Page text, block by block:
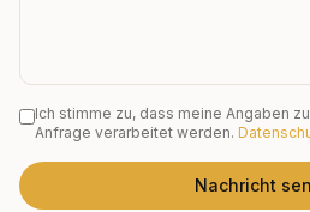
Ich stimme zu, dass meine Angaben
Anfrage verarbeitet werden.
Nachricht